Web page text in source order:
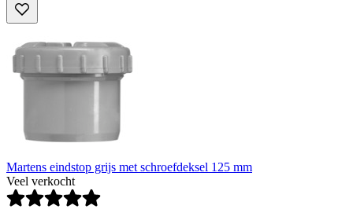
Martens eindstop grijs met schroefdeksel 125 mm
Veel verkocht